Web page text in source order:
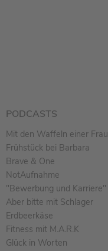
PODCASTS
Mit den Waffeln einer Frau
Frühstück bei Barbara
Brave & One
NotAufnahme
"Bewerbung und Karriere"
Aber bitte mit Schlager
Erdbeerkäse
Fitness mit M.A.R.K
Glück in Worten